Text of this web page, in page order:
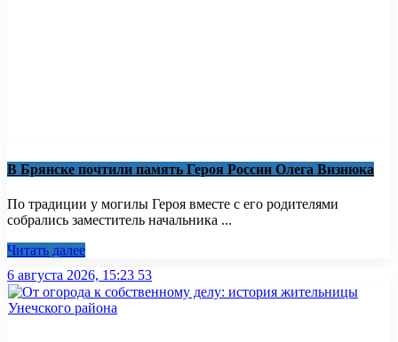
В Брянске почтили память Героя России Олега Визнюка
По традиции у могилы Героя вместе с его родителями
собрались заместитель начальника ...
Читать далее
6 августа 2026, 15:23 53